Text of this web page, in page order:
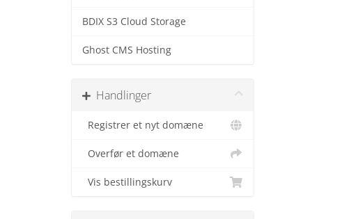
BDIX S3 Cloud Storage
Ghost CMS Hosting
Handlinger
Registrer et nyt domæne
Overfør et domæne
Vis bestillingskurv